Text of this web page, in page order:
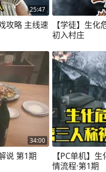
25:47
攻略 主线速
【学徒】生
初入村庄
34:00
说 第1期
【PC单机】
情流程·第1期